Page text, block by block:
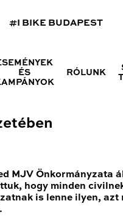
#I BIKE BUDAPEST
ÉS
RÓLUNK
MJV
hogy minden
is lenne ilyen,